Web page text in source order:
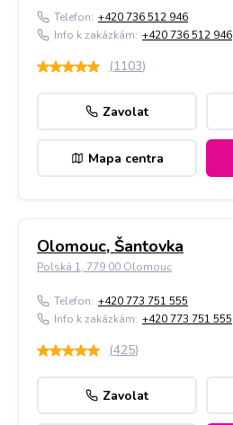
Telefon: +420 736 512 946
Info k zakázkám: +420 736 512 946
(1103)
Zavolat
Mapa centra
Olomouc, Šantovka
Polská 1, 779 00 Olomouc
Telefon: +420 773 751 555
Info k zakázkám: +420 773 751 555
(425)
Zavolat